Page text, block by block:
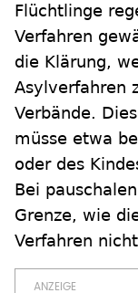
Flüchtlinge
Verfahren
die Klärung,
Asylverfahren
Verbände.
müsse etwa
oder des
Bei
Grenze, wie
Verfahren